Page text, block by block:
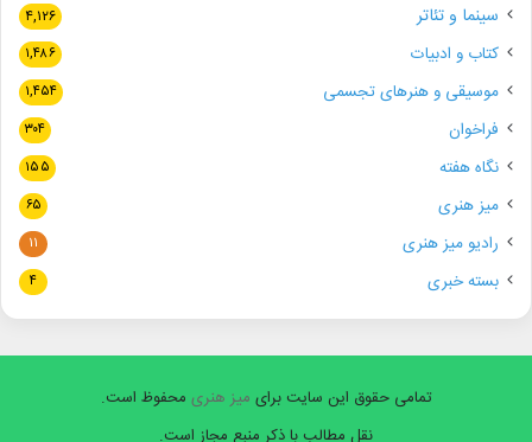
سینما و تئاتر ۴,۱۲۶
کتاب و ادبیات ۱,۴۸۶
موسیقی و هنرهای تجسمی ۱,۴۵۴
فراخوان ۳۰۴
نگاه هفته ۱۵۵
میز هنری ۶۵
رادیو میز هنری ۱۱
بسته خبری ۴
تمامی حقوق این سایت برای میز هنری محفوظ است.
نقل مطالب با ذکر منبع مجاز است.